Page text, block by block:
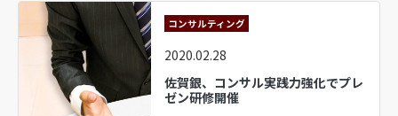
コンサルティング
2020.02.28
佐賀銀、コンサル実践力強化でプレ
ゼン研修開催